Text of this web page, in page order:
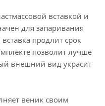
вставкой и
для запаривания
продлит срок
позволит лучше
внешний вид украсит
веник своим